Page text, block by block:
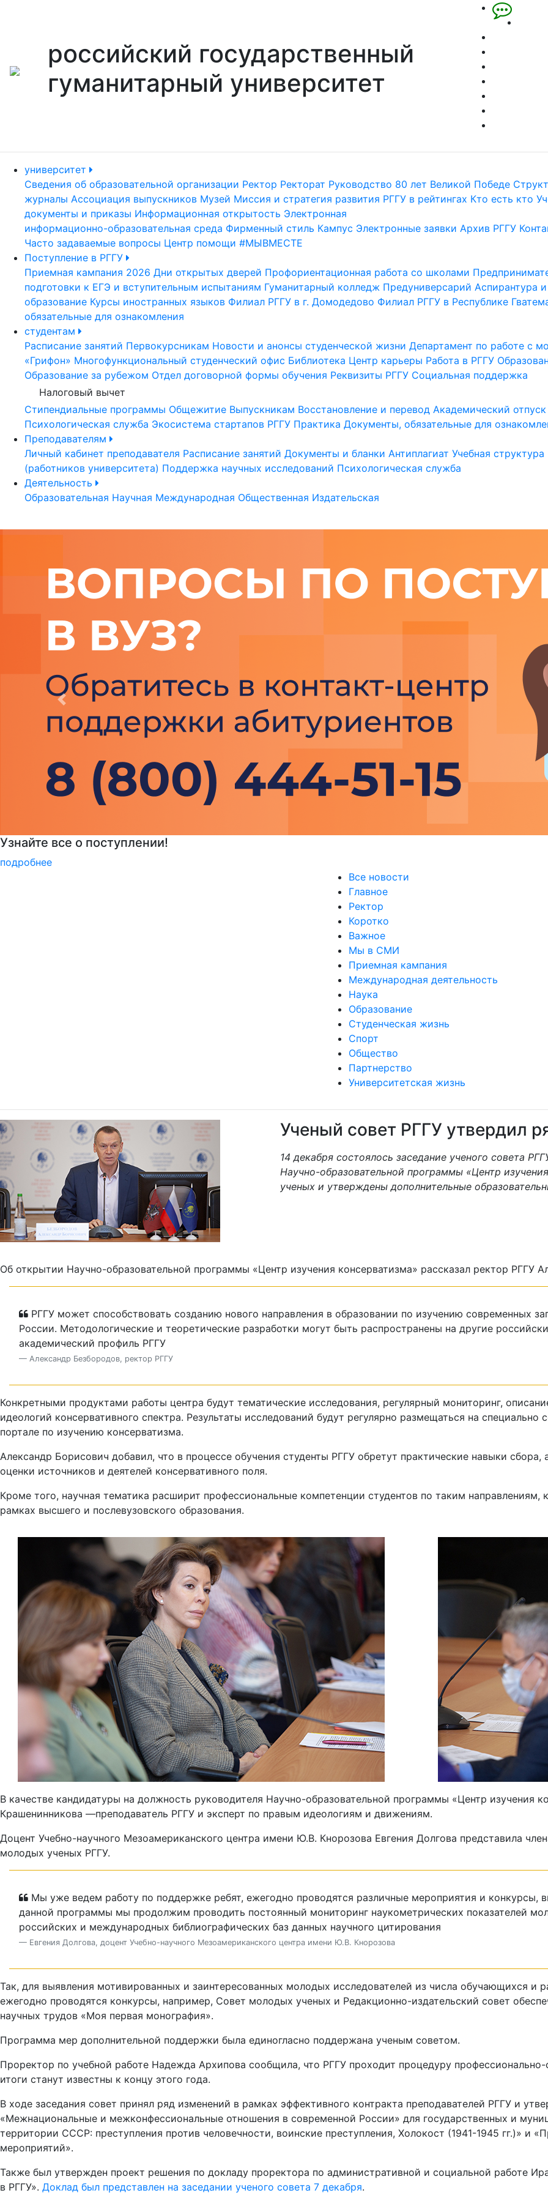
российский государственный
гуманитарный университет
университет
Сведения об образовательной организации Ректор Ректорат Руководство 80 лет Великой Победе
журналы Ассоциация выпускников Музей Миссия и стратегия развития РГГУ в рейтингах Кто есть кто
документы и приказы Информационная открытость Электронная
информационно-образовательная среда Фирменный стиль Кампус Электронные заявки Архив РГГУ
Часто задаваемые вопросы Центр помощи #МЫВМЕСТЕ
Поступление в РГГУ
Приемная кампания 2026 Дни открытых дверей Профориентационная работа со школами
подготовки к ЕГЭ и вступительным испытаниям Гуманитарный колледж Предуниверсарий Аспирантура
образование Курсы иностранных языков Филиал РГГУ в г. Домодедово Филиал РГГУ в Республике
обязательные для ознакомления
студентам
Расписание занятий Первокурсникам Новости и анонсы студенческой жизни Департамент по работе с
«Грифон» Многофункциональный студенческий офис Библиотека Центр карьеры Работа в РГГУ
Образование за рубежом Отдел договорной формы обучения Реквизиты РГГУ Социальная поддержка
Налоговый вычет
Стипендиальные программы Общежитие Выпускникам Восстановление и перевод Академический отпуск
Психологическая служба Экосистема стартапов РГГУ Практика Документы, обязательные для
Преподавателям
Личный кабинет преподавателя Расписание занятий Документы и бланки Антиплагиат Учебная структура
(работников университета) Поддержка научных исследований Психологическая служба
Деятельность
Образовательная Научная Международная Общественная Издательская
Узнать больше о музейных экспонатах и актуальных выставках
подробнее
Previous
Все новости
Главное
Ректор
Коротко
Важное
Мы в СМИ
Приемная кампания
Международная деятельность
Наука
Образование
Студенческая жизнь
Спорт
Общество
Партнерство
Университетская жизнь
Ученый совет РГГУ утвердил
14 декабря состоялось заседание ученого совета
Научно-образовательной программы «Центр
ученых и утверждены дополнительные
Об открытии Научно-образовательной программы «Центр изучения консерватизма» рассказал ректор РГГУ
РГГУ может способствовать созданию нового направления в образовании по изучению современных
России. Методологические и теоретические разработки могут быть распространены на другие
академический профиль РГГУ
— Александр Безбородов, ректор РГГУ
Конкретными продуктами работы центра будут тематические исследования, регулярный мониторинг,
идеологий консервативного спектра. Результаты исследований будут регулярно размещаться на
портале по изучению консерватизма.
Александр Борисович добавил, что в процессе обучения студенты РГГУ обретут практические навыки
оценки источников и деятелей консервативного поля.
Кроме того, научная тематика расширит профессиональные компетенции студентов по таким
рамках высшего и послевузовского образования.
В качестве кандидатуры на должность руководителя Научно-образовательной программы «Центр изучения
Крашенинникова —преподаватель РГГУ и эксперт по правым идеологиям и движениям.
Доцент Учебно-научного Мезоамериканского центра имени Ю.В. Кнорозова Евгения Долгова представила
молодых ученых РГГУ.
Мы уже ведем работу по поддержке ребят, ежегодно проводятся различные мероприятия и конкурсы,
данной программы мы продолжим проводить постоянный мониторинг наукометрических показателей
российских и международных библиографических баз данных научного цитирования
— Евгения Долгова, доцент Учебно-научного Мезоамериканского центра имени Ю.В. Кнорозова
Так, для выявления мотивированных и заинтересованных молодых исследователей из числа обучающихся и
ежегодно проводятся конкурсы, например, Совет молодых ученых и Редакционно-издательский совет
научных трудов «Моя первая монография».
Программа мер дополнительной поддержки была единогласно поддержана ученым советом.
Проректор по учебной работе Надежда Архипова сообщила, что РГГУ проходит процедуру
итоги станут известны к концу этого года.
В ходе заседания совет принял ряд изменений в рамках эффективного контракта преподавателей РГГУ и
«Межнациональные и межконфессиональные отношения в современной России» для государственных и
территории СССР: преступления против человечности, воинские преступления, Холокост (1941-1945 гг.)» и
мероприятий».
Также был утвержден проект решения по докладу проректора по административной и социальной работе
в РГГУ». Доклад был представлен на заседании ученого совета 7 декабря.